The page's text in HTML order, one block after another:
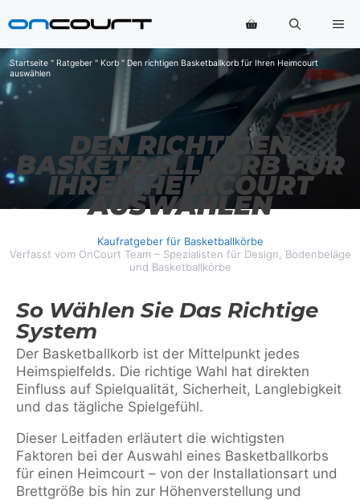
Inhalt
Startseite " Ratgeber " Korb " Den richtigen Basketballkorb für Ihren Heimcourt
auswählen
DEN RICHTIGEN
BASKETBALLKORB FÜR
IHREN HEIMCOURT
AUSWÄHLEN
Kaufratgeber für Basketballkörbe
Verfasst vom OnCourt Team – Spezialisten für Design, Bodenbeläge
und Basketballkörbe
So Wählen Sie Das Richtige
System
Der Basketballkorb ist der Mittelpunkt jedes
Heimspielfelds. Die richtige Wahl hat direkten
Einfluss auf Spielqualität, Sicherheit, Langlebigkeit
und das tägliche Spielgefühl.
Dieser Leitfaden erläutert die wichtigsten
Faktoren bei der Auswahl eines Basketballkorbs
für einen Heimcourt – von der Installationsart und
Brettgröße bis hin zur Höhenverstellung und